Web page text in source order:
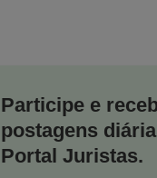
Participe e
postagens
Portal Juristas.